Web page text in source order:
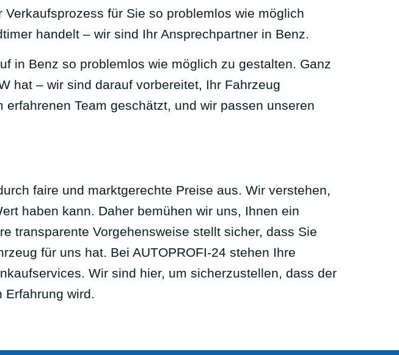
für Sie so problemlos wie möglich
handelt – wir sind Ihr Ansprechpartner in Benz.
in Benz so problemlos wie möglich zu gestalten. Ganz
hat – wir sind darauf vorbereitet, Ihr Fahrzeug
Team geschätzt, und wir passen unseren
faire und marktgerechte Preise aus. Wir verstehen,
haben kann. Daher bemühen wir uns, Ihnen ein
transparente Vorgehensweise stellt sicher, dass Sie
für uns hat. Bei AUTOPROFI-24 stehen Ihre
Wir sind hier, um sicherzustellen, dass der
Erfahrung wird.